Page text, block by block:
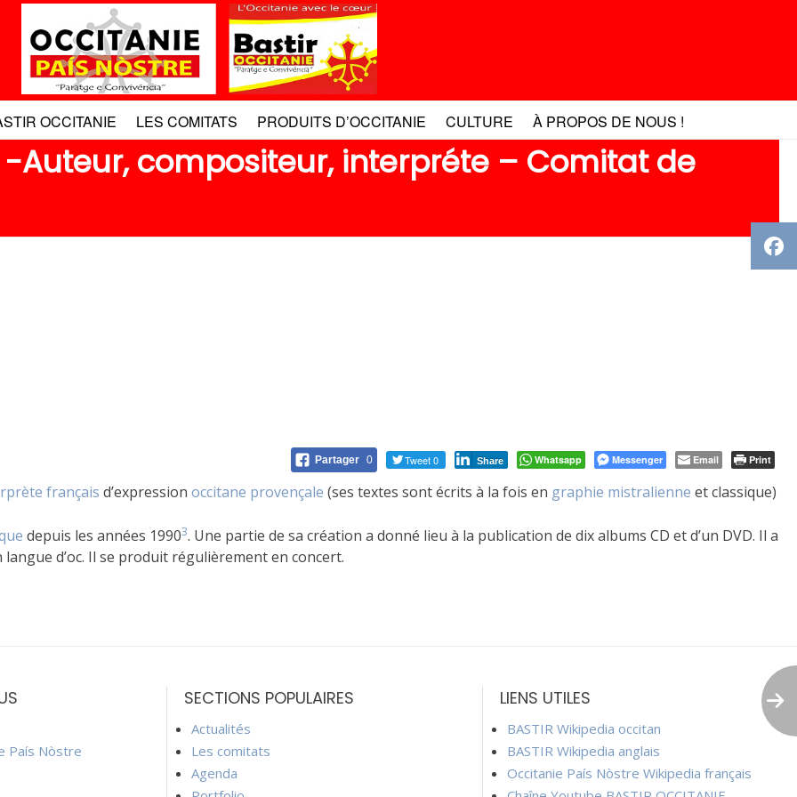
OCCITANIE LES COMITATS PRODUITS D’OCCITANIE CULTURE À PROPOS DE NOUS !
Auteur, compositeur, interpréte – Comitat de
Partager 0 Tweet 0 Share Whatsapp Messenger Email Print
français d’expression occitane provençale (ses textes sont écrits à la fois en graphie mistralienne et classique)
depuis les années 19903. Une partie de sa création a donné lieu à la publication de dix albums CD et d’un DVD. Il a
d’oc. Il se produit régulièrement en concert.
País Nòstre
SECTIONS POPULAIRES
Actualités
Les comitats
Agenda
LIENS UTILES
BASTIR Wikipedia occitan
BASTIR Wikipedia anglais
Occitanie País Nòstre Wikipedia français